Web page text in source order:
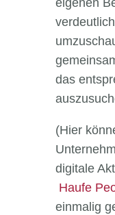
eigenen
das
(Hier
digitale
Haufe
einmalig